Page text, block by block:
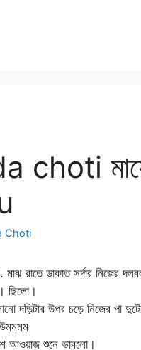
Choti
ডাকাত সর্দার নিজের
ছিলো।
দড়িটার উপর চড়ে নিজের পা
আওয়াজ শুনে ভাবলো।